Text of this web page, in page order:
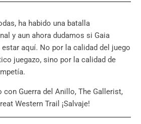
ha habido una batalla
y aun ahora dudamos si Gaia
aquí. No por la calidad del juego
juegazo, sino por la calidad de
con Guerra del Anillo, The Gallerist,
Western Trail ¡Salvaje!